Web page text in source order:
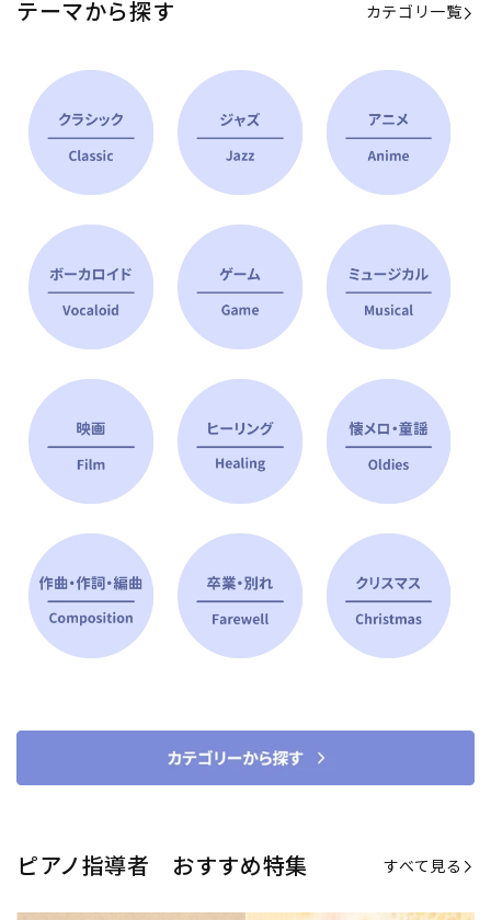
テーマから探す カテゴリ一覧
ピアノ指導者 おすすめ特集 すべて見る